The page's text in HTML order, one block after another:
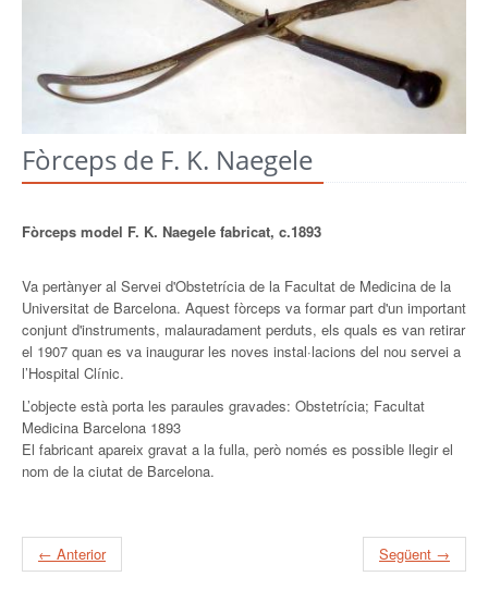
Fòrceps de F. K. Naegele
Fòrceps model F. K. Naegele fabricat, c.1893
Va pertànyer al Servei d'Obstetrícia de la Facultat de Medicina de la
Universitat de Barcelona. Aquest fòrceps va formar part d'un important
conjunt d'instruments, malauradament perduts, els quals es van retirar
el 1907 quan es va inaugurar les noves instal·lacions del nou servei a
l’Hospital Clínic.
L’objecte està porta les paraules gravades: Obstetrícia; Facultat
Medicina Barcelona 1893
El fabricant apareix gravat a la fulla, però només es possible llegir el
nom de la ciutat de Barcelona.
← Anterior Següent →